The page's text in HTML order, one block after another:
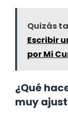
Quizás
Escribir
por Mi
¿Qué
muy